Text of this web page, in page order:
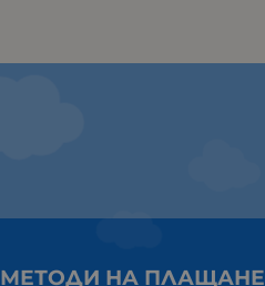
МЕТОДИ НА ПЛАЩАНЕ